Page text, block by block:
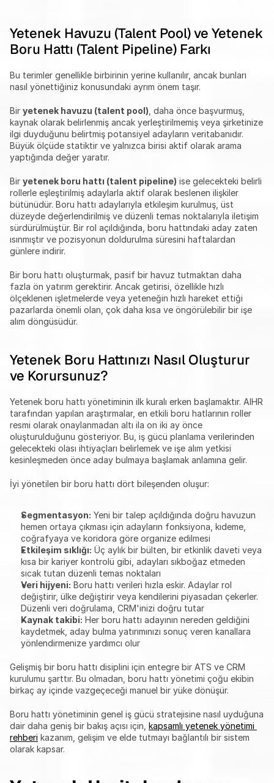
Yetenek Havuzu (Talent Pool) ve Yetenek
Boru Hattı (Talent Pipeline) Farkı
Bu terimler genellikle birbirinin yerine kullanılır, ancak bunları
nasıl yönettiğiniz konusundaki ayrım önem taşır.
Bir yetenek havuzu (talent pool) , daha önce başvurmuş,
kaynak olarak belirlenmiş ancak yerleştirilmemiş veya şirketinize
ilgi duyduğunu belirtmiş potansiyel adayların veritabanıdır.
Büyük ölçüde statiktir ve yalnızca birisi aktif olarak arama
yaptığında değer yaratır.
Bir yetenek boru hattı (talent pipeline) ise gelecekteki belirli
rollerle eşleştirilmiş adaylarla aktif olarak beslenen ilişkiler
bütünüdür. Boru hattı adaylarıyla etkileşim kurulmuş, üst
düzeyde değerlendirilmiş ve düzenli temas noktalarıyla iletişim
sürdürülmüştür. Bir rol açıldığında, boru hattındaki aday zaten
ısınmıştır ve pozisyonun doldurulma süresini haftalardan
günlere indirir.
Bir boru hattı oluşturmak, pasif bir havuz tutmaktan daha
fazla ön yatırım gerektirir. Ancak getirisi, özellikle hızlı
ölçeklenen işletmelerde veya yeteneğin hızlı hareket ettiği
pazarlarda önemli olan, çok daha kısa ve öngörülebilir bir işe
alım döngüsüdür.
Yetenek Boru Hattınızı Nasıl Oluşturur
ve Korursunuz?
Yetenek boru hattı yönetiminin ilk kuralı erken başlamaktır. AIHR
tarafından yapılan araştırmalar, en etkili boru hatlarının roller
resmi olarak onaylanmadan altı ila on iki ay önce
oluşturulduğunu gösteriyor. Bu, iş gücü planlama verilerinden
gelecekteki olası ihtiyaçları belirlemek ve işe alım yetkisi
kesinleşmeden önce aday bulmaya başlamak anlamına gelir.
İyi yönetilen bir boru hattı dört bileşenden oluşur:
Segmentasyon: Yeni bir talep açıldığında doğru havuzun
hemen ortaya çıkması için adayların fonksiyona, kıdeme,
coğrafyaya ve koridora göre organize edilmesi
Etkileşim sıklığı: Üç aylık bir bülten, bir etkinlik daveti veya
kısa bir kariyer kontrolü gibi, adayları sıkboğaz etmeden
sıcak tutan düzenli temas noktaları
Veri hijyeni: Boru hattı verileri hızla eskir. Adaylar rol
değiştirir, ülke değiştirir veya kendilerini piyasadan çekerler.
Düzenli veri doğrulama, CRM'inizi doğru tutar
Kaynak takibi: Her boru hattı adayının nereden geldiğini
kaydetmek, aday bulma yatırımınızı sonuç veren kanallara
yönlendirmenize yardımcı olur
Gelişmiş bir boru hattı disiplini için entegre bir ATS ve CRM
kurulumu şarttır. Bu olmadan, boru hattı yönetimi çoğu ekibin
birkaç ay içinde vazgeçeceği manuel bir yüke dönüşür.
Boru hattı yönetiminin genel iş gücü stratejisine nasıl uyduğuna
dair daha geniş bir bakış açısı için, kapsamlı yetenek yönetimi
rehberi kazanım, gelişim ve elde tutmayı bağlantılı bir sistem
olarak kapsar.